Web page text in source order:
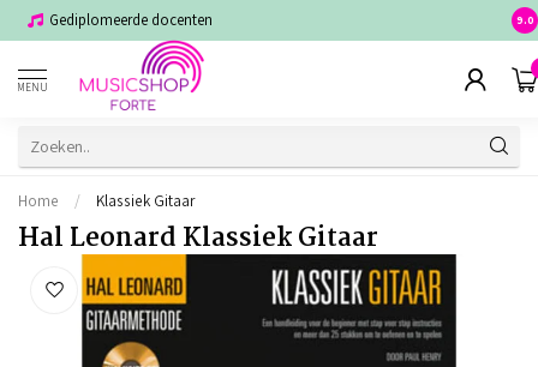
Gediplomeerde docenten 9.0
MENU
Home / Klassiek Gitaar
Hal Leonard Klassiek Gitaar